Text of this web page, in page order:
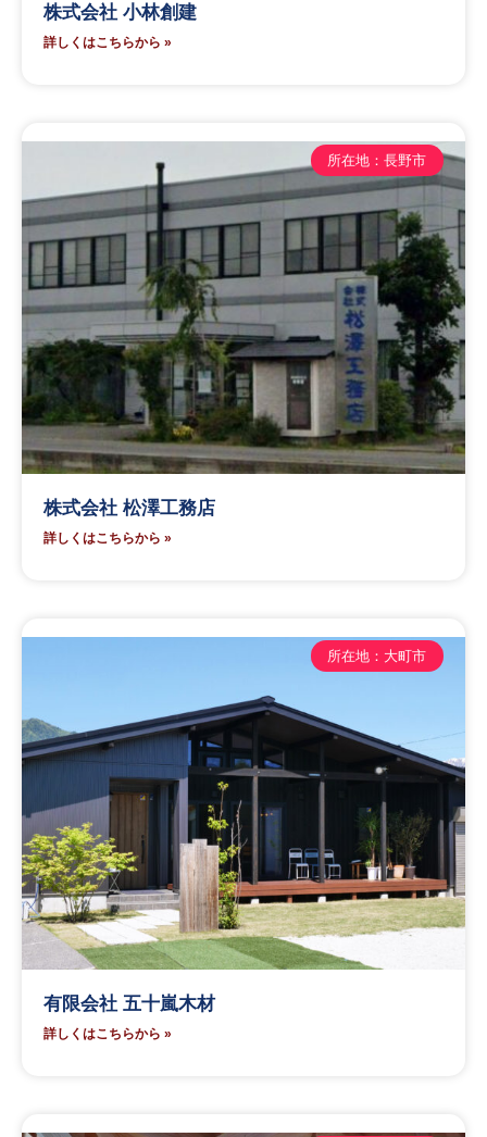
株式会社 小林創建
詳しくはこちらから »
所在地：長野市
株式会社 松澤工務店
詳しくはこちらから »
所在地：大町市
有限会社 五十嵐木材
詳しくはこちらから »